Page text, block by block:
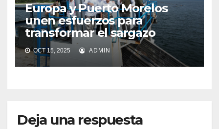
Europa y Puerto Morelos
unen esfuerzos para
transformar el sargazo
OCT 15, 2025 ADMIN
Deja una respuesta